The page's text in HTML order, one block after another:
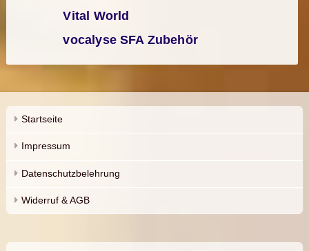
Vital World
vocalyse SFA Zubehör
Startseite
Impressum
Datenschutzbelehrung
Widerruf & AGB